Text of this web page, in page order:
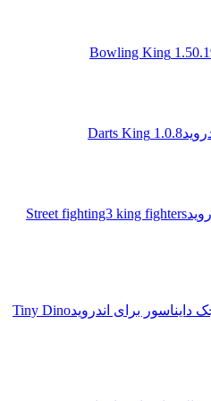
1.0.8
Street fighting3 king
Tiny Dino